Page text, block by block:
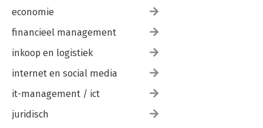
economie
financieel management
inkoop en logistiek
internet en social media
it-management / ict
juridisch